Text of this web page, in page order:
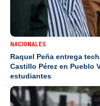
NACIONALES
Raquel Peña entrega
Castillo Pérez en Pueblo
estudiantes